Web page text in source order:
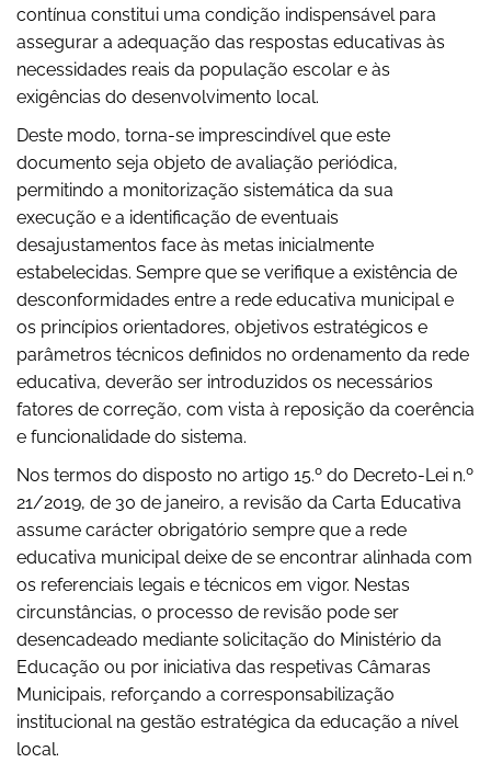
contínua constitui uma condição indispensável para
assegurar a adequação das respostas educativas às
necessidades reais da população escolar e às
exigências do desenvolvimento local.
Deste modo, torna-se imprescindível que este
documento seja objeto de avaliação periódica,
permitindo a monitorização sistemática da sua
execução e a identificação de eventuais
desajustamentos face às metas inicialmente
estabelecidas. Sempre que se verifique a existência de
desconformidades entre a rede educativa municipal e
os princípios orientadores, objetivos estratégicos e
parâmetros técnicos definidos no ordenamento da rede
educativa, deverão ser introduzidos os necessários
fatores de correção, com vista à reposição da coerência
e funcionalidade do sistema.
Nos termos do disposto no artigo 15.º do Decreto-Lei n.º
21/2019, de 30 de janeiro, a revisão da Carta Educativa
assume carácter obrigatório sempre que a rede
educativa municipal deixe de se encontrar alinhada com
os referenciais legais e técnicos em vigor. Nestas
circunstâncias, o processo de revisão pode ser
desencadeado mediante solicitação do Ministério da
Educação ou por iniciativa das respetivas Câmaras
Municipais, reforçando a corresponsabilização
institucional na gestão estratégica da educação a nível
local.